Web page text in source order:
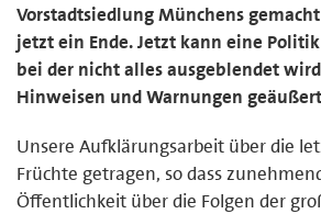
Vorstadtsiedlung Münchens
jetzt ein Ende. Jetzt kann eine
bei der nicht alles ausgeblendet
Hinweisen und Warnungen
Unsere Aufklärungsarbeit über die
Früchte getragen, so dass
Öffentlichkeit über die Folgen der